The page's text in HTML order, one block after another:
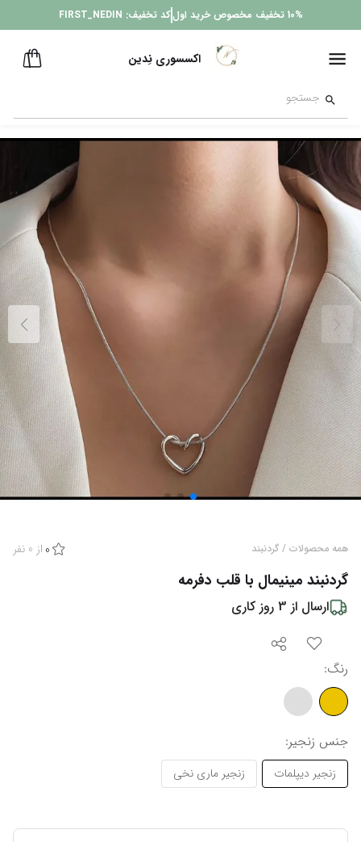
10% تخفیف مخصوص خرید اولکد تخفیف: FIRST_NEDIN
اکسسوری نِدین
همه محصولات / گردنبند 0 از 0 نفر
گردنبند مینیمال با قلب دفرمه
ارسال از 3 روز کاری
رنگ:
جنس زنجیر:
زنجیر دیپلمات زنجیر ماری نخی